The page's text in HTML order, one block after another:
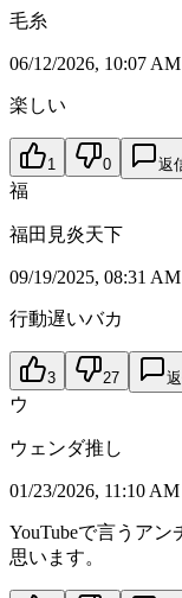
毛糸
06/12/2026, 10:07 AM
楽しい
1 0 返
福
福田見炎天下
09/19/2025, 08:31 AM
行動遅いバカ
3 27
ウ
ウェンダ推し
01/23/2026, 11:10 AM
YouTubeで言うア
思います。